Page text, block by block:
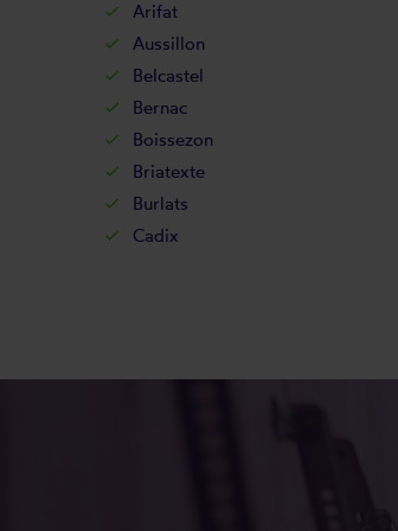
Arifat
Aussillon
Belcastel
Bernac
Boissezon
Briatexte
Burlats
Cadix